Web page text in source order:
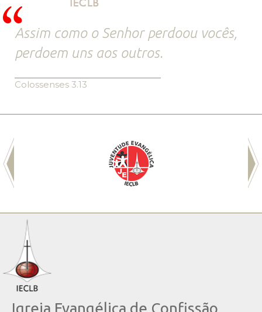
Assim como o Senhor perdoou vocês,
perdoem uns aos outros.
Colossenses 3.13
Igreja Evangélica de Confissão